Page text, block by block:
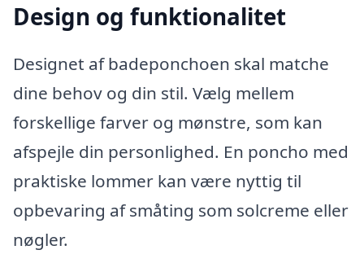
Design og funktionalitet
Designet af badeponchoen skal matche
dine behov og din stil. Vælg mellem
forskellige farver og mønstre, som kan
afspejle din personlighed. En poncho med
praktiske lommer kan være nyttig til
opbevaring af småting som solcreme eller
nøgler.